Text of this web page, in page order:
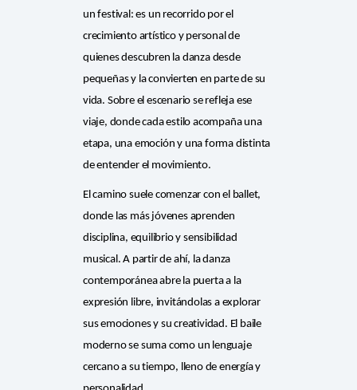
un festival: es un recorrido por el
crecimiento artístico y personal de
quienes descubren la danza desde
pequeñas y la convierten en parte de su
vida. Sobre el escenario se refleja ese
viaje, donde cada estilo acompaña una
etapa, una emoción y una forma distinta
de entender el movimiento.
El camino suele comenzar con el ballet,
donde las más jóvenes aprenden
disciplina, equilibrio y sensibilidad
musical. A partir de ahí, la danza
contemporánea abre la puerta a la
expresión libre, invitándolas a explorar
sus emociones y su creatividad. El baile
moderno se suma como un lenguaje
cercano a su tiempo, lleno de energía y